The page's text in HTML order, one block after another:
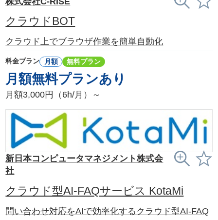
クラウドBOT
クラウド上でブラウザ作業を簡単自動化
料金プラン 月額 無料プラン
月額無料プランあり
月額3,000円（6h/月）～
新日本コンピュータマネジメント株式会
社
クラウド型AI-FAQサービス KotaMi
問い合わせ対応をAIで効率化するクラウド型AI-FAQ